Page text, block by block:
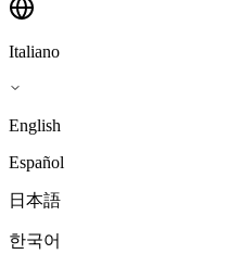
Italiano
English
Español
日本語
한국어